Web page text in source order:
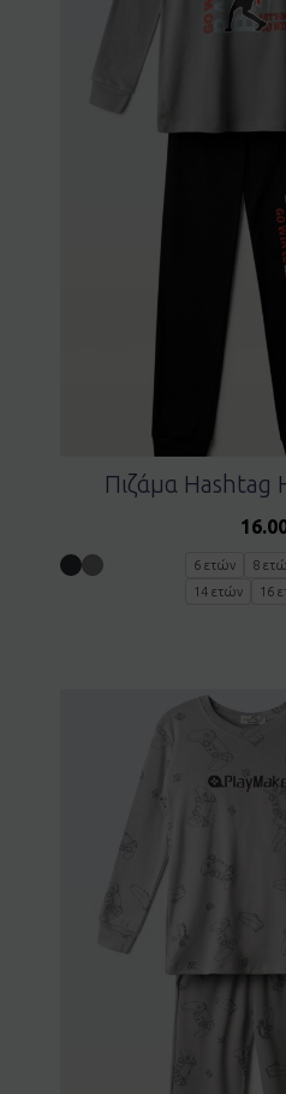
Πιζάμα Ηashtag
6 ετών 8
14 ετών
16